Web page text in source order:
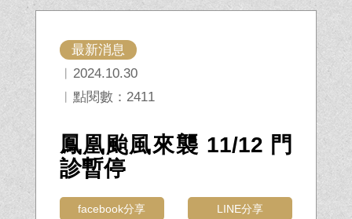
最新消息
︱2024.10.30
︱點閱數：2411
鳳凰颱風來襲 11/12 門
診暫停
facebook分享 LINE分享